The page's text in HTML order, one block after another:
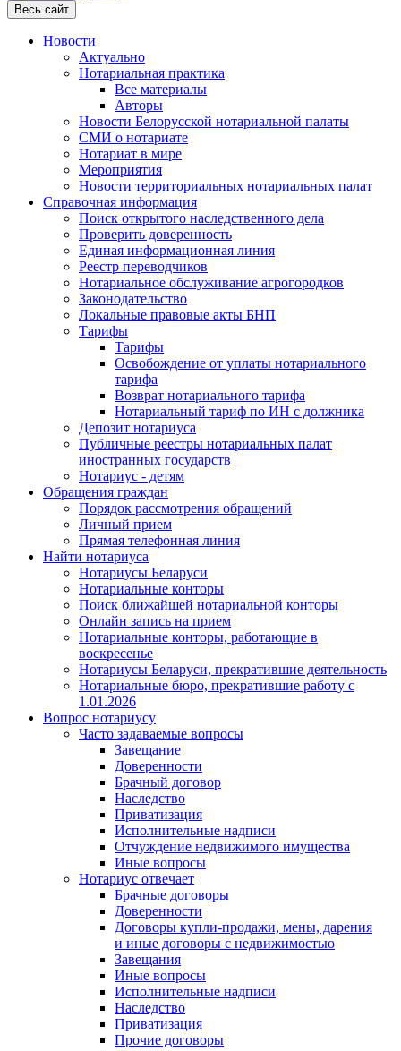
Весь сайт
Новости
Актуально
Нотариальная практика
Все материалы
Авторы
Новости Белорусской нотариальной палаты
СМИ о нотариате
Нотариат в мире
Мероприятия
Новости территориальных нотариальных палат
Справочная информация
Поиск открытого наследственного дела
Проверить доверенность
Единая информационная линия
Реестр переводчиков
Нотариальное обслуживание агрогородков
Законодательство
Локальные правовые акты БНП
Тарифы
Тарифы
Освобождение от уплаты нотариального
тарифа
Возврат нотариального тарифа
Нотариальный тариф по ИН с должника
Депозит нотариуса
Публичные реестры нотариальных палат
иностранных государств
Нотариус - детям
Обращения граждан
Порядок рассмотрения обращений
Личный прием
Прямая телефонная линия
Найти нотариуса
Нотариусы Беларуси
Нотариальные конторы
Поиск ближайшей нотариальной конторы
Онлайн запись на прием
Нотариальные конторы, работающие в
воскресенье
Нотариусы Беларуси, прекратившие деятельность
Нотариальные бюро, прекратившие работу с
1.01.2026
Вопрос нотариусу
Часто задаваемые вопросы
Завещание
Доверенности
Брачный договор
Наследство
Приватизация
Исполнительные надписи
Отчуждение недвижимого имущества
Иные вопросы
Нотариус отвечает
Брачные договоры
Доверенности
Договоры купли-продажи, мены, дарения
и иные договоры с недвижимостью
Завещания
Иные вопросы
Исполнительные надписи
Наследство
Приватизация
Прочие договоры